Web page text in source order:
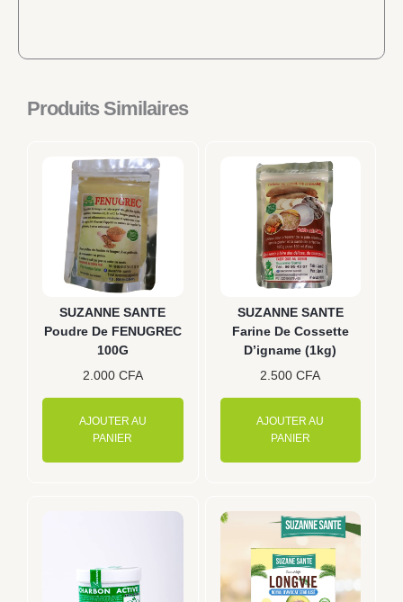
Produits Similaires
SUZANNE SANTE
Poudre De FENUGREC
100G
2.000 CFA
AJOUTER AU
PANIER
SUZANNE SANTE
Farine De Cossette
D’igname (1kg)
2.500CFA
AJOUTER AU
PANIER
plusieurs
variations.